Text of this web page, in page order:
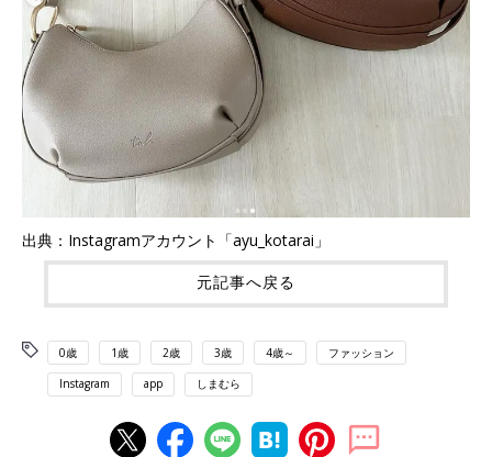
出典：Instagramアカウント「ayu_kotarai」
元記事へ戻る
0歳 1歳 2歳 3歳 4歳～ ファッション
Instagram app しまむら